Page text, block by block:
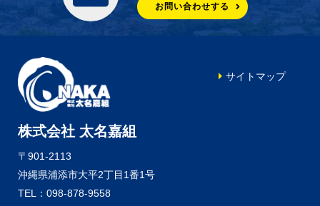
お問い合わせする
株式会社 太名嘉組
〒901-2113
沖縄県浦添市大平2丁目1番1号
TEL：098-878-9558
サイトマップ